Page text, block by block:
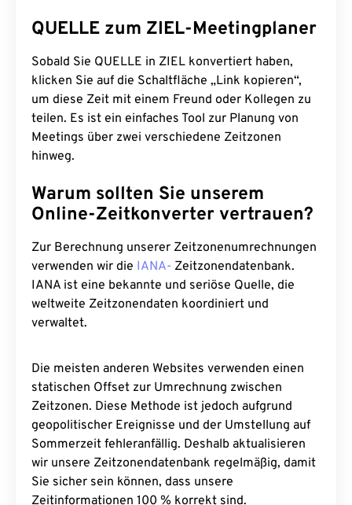
QUELLE zum ZIEL-Meetingplaner
Sobald Sie QUELLE in ZIEL konvertiert haben,
klicken Sie auf die Schaltfläche „Link kopieren“,
um diese Zeit mit einem Freund oder Kollegen zu
teilen. Es ist ein einfaches Tool zur Planung von
Meetings über zwei verschiedene Zeitzonen
hinweg.
Warum sollten Sie unserem
Online-Zeitkonverter vertrauen?
Zur Berechnung unserer Zeitzonenumrechnungen
verwenden wir die IANA- Zeitzonendatenbank.
IANA ist eine bekannte und seriöse Quelle, die
weltweite Zeitzonendaten koordiniert und
verwaltet.
Die meisten anderen Websites verwenden einen
statischen Offset zur Umrechnung zwischen
Zeitzonen. Diese Methode ist jedoch aufgrund
geopolitischer Ereignisse und der Umstellung auf
Sommerzeit fehleranfällig. Deshalb aktualisieren
wir unsere Zeitzonendatenbank regelmäßig, damit
Sie sicher sein können, dass unsere
Zeitinformationen 100 % korrekt sind.